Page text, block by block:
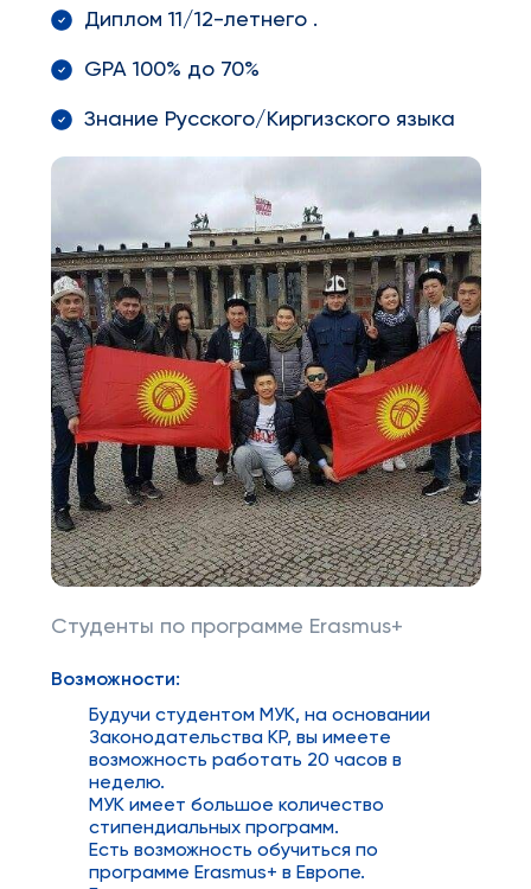
Диплом 11/12-летнего .
GPA 100% до 70%
Знание Русского/Киргизского языка
Студенты по программе Erasmus+
Возможности:
Будучи студентом МУК, на основании
Законодательства КР, вы имеете
возможность работать 20 часов в
неделю.
МУК имеет большое количество
стипендиальных программ.
Есть возможность обучиться по
программе Erasmus+ в Европе.